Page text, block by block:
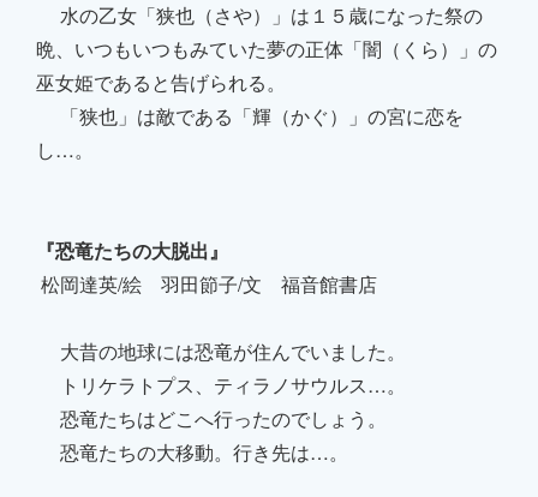
水の乙女「狭也（さや）」は１５歳になった祭の
晩、いつもいつもみていた夢の正体「闇（くら）」の
巫女姫であると告げられる。
「狭也」は敵である「輝（かぐ）」の宮に恋を
し…。
『恐竜たちの大脱出』
松岡達英/絵 羽田節子/文 福音館書店
大昔の地球には恐竜が住んでいました。
トリケラトプス、ティラノサウルス…。
恐竜たちはどこへ行ったのでしょう。
恐竜たちの大移動。行き先は…。